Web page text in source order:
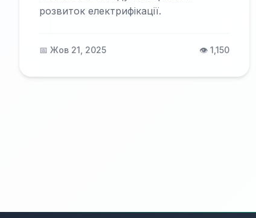
розвиток електрифікації.
📅 Жов 21, 2025 👁️ 1,150